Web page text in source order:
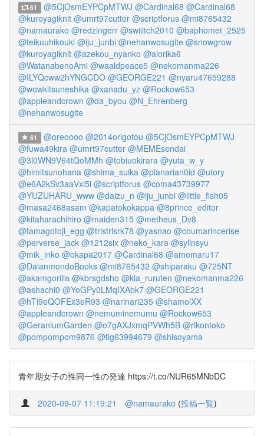
61 @5CjOsmEYPCpMTWJ @Cardinal68 @Cardinal68
@kuroyagiknit @umrt97cutter @scriptforus @mi8765432
@namaurako @redzingerr @swiiitch2010 @baphomet_2525
@teikuuhikouki @iju_junbi @nehanwosugite @snowgrow
@kuroyagiknit @azekou_nyanko @alorika6
@WatanabenoAmi @waaldpeace5 @nekomanma226
@ILYQcww2hYNGCDO @GEORGE221 @nyaru47659288
@wowkitsuneshika @xanadu_yz @Rockow653
@appleandcrown @da_byou @N_Ehrenberg
@nehanwosugite
61 @oreoooo @2014origotou @5CjOsmEYPCpMTWJ
@fuwa49kira @umrt97cutter @MEMEsendai
@3l0WN9V64tQoMMh @tobiuokirara @yuta_w_y
@himitsunohana @shima_suika @planarian0id @utory
@e6A2kSv3aaVxi5i @scriptforus @coma43739977
@YUZUHARU_www @daizu_n @iju_junbi @little_fish05
@masa2468asam @kapatokokappa @8prince_editor
@kitaharachihiro @maiden315 @metheus_Dv8
@tamagotoji_egg @trlstrlsrk78 @yasnao @coumarincerise
@perverse_jack @1212six @neko_kara @sylinsyu
@mik_inko @okapa2017 @Cardinal68 @amemaru17
@DaianmondoBooks @mi8765432 @shiparaku @725NT
@akamgorilla @kbrsgdsho @kia_ruruten @nekomanma226
@ashachi0 @YoGPy0LMqIXAbk7 @GEORGE221
@hTi9eQOFEx3eR93 @narinari235 @shamolXX
@appleandcrown @nemuminemumu @Rockow653
@GeraniumGarden @o7gAXJxmqPVWh5B @rikontoko
@pompompom9876 @tig63994679 @shisoyama
青年期女子の性同一性の発達 https://t.co/NUR65MNbDC
2020-09-07 11:19:21 @namaurako (投稿一覧)